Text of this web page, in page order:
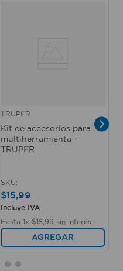
TRUPER
Kit de accesorios para
multiherramienta -
TRUPER
SKU:
$15,99
Incluye IVA
Hasta 1x $15 99 sin interés
AGREGAR